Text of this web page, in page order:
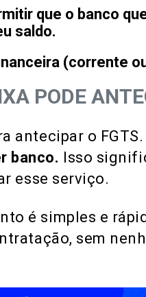
que o banco
saldo.
(corrente
PODE
antecipar o FGTS.
banco. Isso
esse serviço.
é simples e
sem